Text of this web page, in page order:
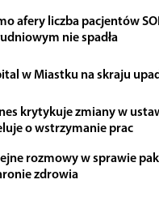
afery liczba pacjentów
nie spadła
w Miastku na skraju
krytykuje zmiany w
o wstrzymanie prac
rozmowy w sprawie
zdrowia